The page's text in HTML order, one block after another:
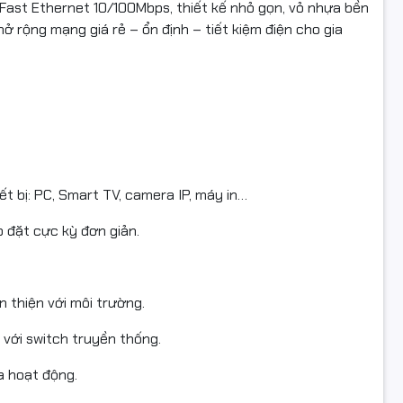
Ethernet 10/100Mbps, thiết kế nhỏ gọn, vỏ nhựa bền
rộng mạng giá rẻ – ổn định – tiết kiệm điện cho gia
bị: PC, Smart TV, camera IP, máy in…
đặt cực kỳ đơn giản.
thiện với môi trường.
với switch truyền thống.
hoạt động.